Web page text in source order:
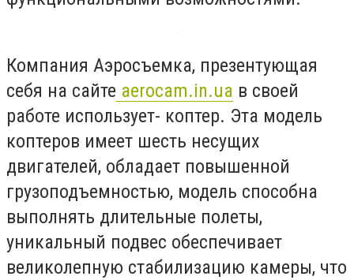
Компания Аэросъемка, презентующая
себя на сайте aerocam.in.ua в своей
работе использует- коптер. Эта модель
коптеров имеет шесть несущих
двигателей, обладает повышенной
грузоподъемностью, модель способна
выполнять длительные полеты,
уникальный подвес обеспечивает
великолепную стабилизацию камеры, что